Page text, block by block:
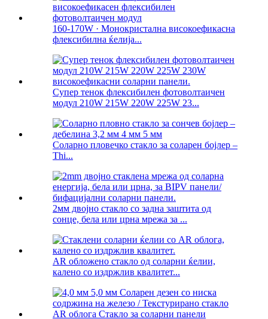
160-170W · Монокристална високоефикасна
флексибилна ќелија...
Супер тенок флексибилен фотоволтаичен
модул 210W 215W 220W 225W 23...
Соларно пловечко стакло за соларен бојлер –
Thi...
2мм двојно стакло со задна заштита од
сонце, бела или црна мрежа за ...
AR обложено стакло од соларни ќелии,
калено со издржлив квалитет...